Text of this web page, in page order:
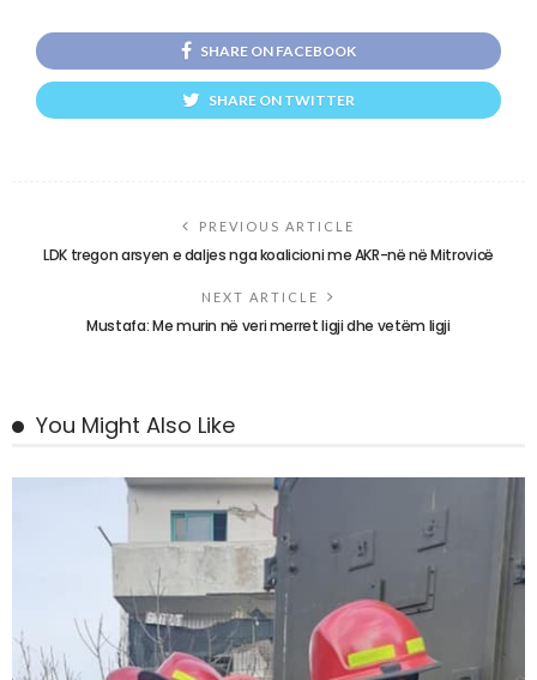
SHARE ON FACEBOOK
SHARE ON TWITTER
PREVIOUS ARTICLE
LDK tregon arsyen e daljes nga koalicioni me AKR-në në Mitrovicë
NEXT ARTICLE
Mustafa: Me murin në veri merret ligji dhe vetëm ligji
You Might Also Like